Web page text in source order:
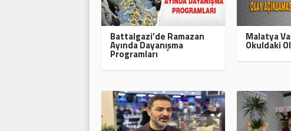
Battalgazi’de Ramazan
Ayında Dayanışma
Programları
Malatya
Okuldaki